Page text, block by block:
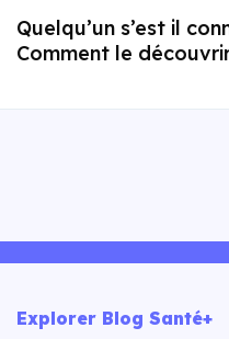
Quelqu’un s’est il
Comment le
Explorer Blog Santé+